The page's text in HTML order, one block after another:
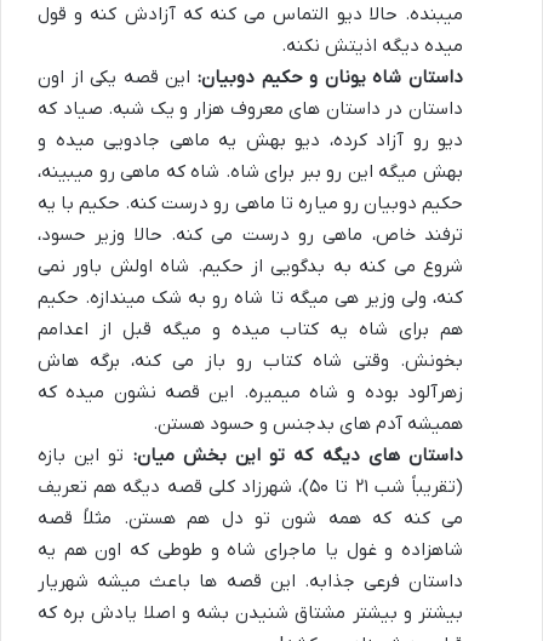
میبنده. حالا دیو التماس می کنه که آزادش کنه و قول
میده دیگه اذیتش نکنه.
داستان شاه یونان و حکیم دوبیان: این قصه یکی از اون
داستان در داستان های معروف هزار و یک شبه. صیاد که
دیو رو آزاد کرده، دیو بهش یه ماهی جادویی میده و
بهش میگه این رو ببر برای شاه. شاه که ماهی رو میبینه،
حکیم دوبیان رو میاره تا ماهی رو درست کنه. حکیم با یه
ترفند خاص، ماهی رو درست می کنه. حالا وزیر حسود،
شروع می کنه به بدگویی از حکیم. شاه اولش باور نمی
کنه، ولی وزیر هی میگه تا شاه رو به شک میندازه. حکیم
هم برای شاه یه کتاب میده و میگه قبل از اعدامم
بخونش. وقتی شاه کتاب رو باز می کنه، برگه هاش
زهرآلود بوده و شاه میمیره. این قصه نشون میده که
همیشه آدم های بدجنس و حسود هستن.
داستان های دیگه که تو این بخش میان: تو این بازه
(تقریباً شب ۲۱ تا ۵۰)، شهرزاد کلی قصه دیگه هم تعریف
می کنه که همه شون تو دل هم هستن. مثلاً قصه
شاهزاده و غول یا ماجرای شاه و طوطی که اون هم یه
داستان فرعی جذابه. این قصه ها باعث میشه شهریار
بیشتر و بیشتر مشتاق شنیدن بشه و اصلا یادش بره که